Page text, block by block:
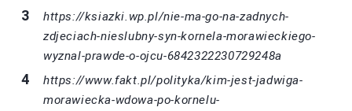
https://ksiazki.wp.pl/nie-ma-go-na-zadnych-
zdjeciach-nieslubny-syn-kornela-morawieckiego-
wyznal-prawde-o-ojcu-6842322230729248a
https://www.fakt.pl/polityka/kim-jest-jadwiga-
morawiecka-wdowa-po-kornelu-